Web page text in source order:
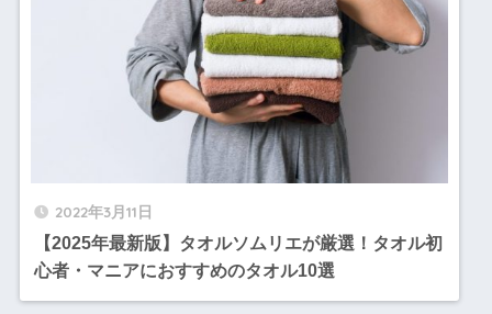
2022年3月11日
【2025年最新版】タオルソムリエが厳選！タオル初
心者・マニアにおすすめのタオル10選